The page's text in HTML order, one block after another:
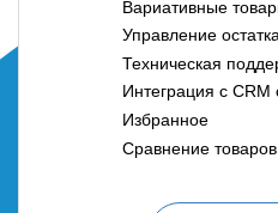
Вариативные
Управление
Техническая
Интеграция с CRM
Избранное
Сравнение товаров